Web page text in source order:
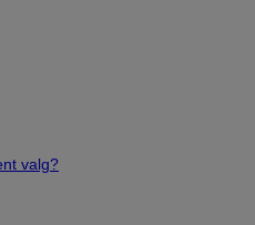
valg?